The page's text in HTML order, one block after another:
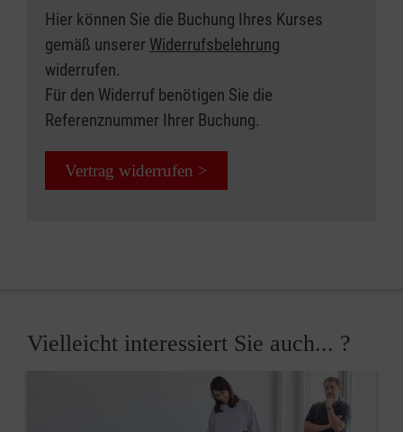
Hier können Sie die Buchung Ihres Kurses
gemäß unserer Widerrufsbelehrung
widerrufen.
Für den Widerruf benötigen Sie die
Referenznummer Ihrer Buchung.
Vertrag widerrufen >
Vielleicht interessiert Sie auch... ?